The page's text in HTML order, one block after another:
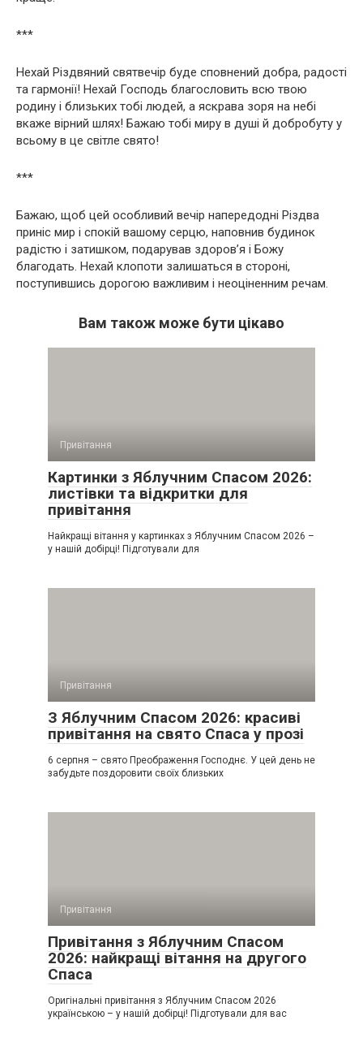
***
Нехай Різдвяний святвечір буде сповнений добра, радості
та гармонії! Нехай Господь благословить всю твою
родину і близьких тобі людей, а яскрава зоря на небі
вкаже вірний шлях! Бажаю тобі миру в душі й добробуту у
всьому в це світле свято!
***
Бажаю, щоб цей особливий вечір напередодні Різдва
приніс мир і спокій вашому серцю, наповнив будинок
радістю і затишком, подарував здоров’я і Божу
благодать. Нехай клопоти залишаться в стороні,
поступившись дорогою важливим і неоціненним речам.
Вам також може бути цікаво
Привітання
Картинки з Яблучним Спасом 2026:
листівки та відкритки для
привітання
Найкращі вітання у картинках з Яблучним Спасом 2026 –
у нашій добірці! Підготували для
Привітання
З Яблучним Спасом 2026: красиві
привітання на свято Спаса у прозі
6 серпня – свято Преображення Господнє. У цей день не
забудьте поздоровити своїх близьких
Привітання
Привітання з Яблучним Спасом
2026: найкращі вітання на другого
Спаса
Оригінальні привітання з Яблучним Спасом 2026
українською – у нашій добірці! Підготували для вас